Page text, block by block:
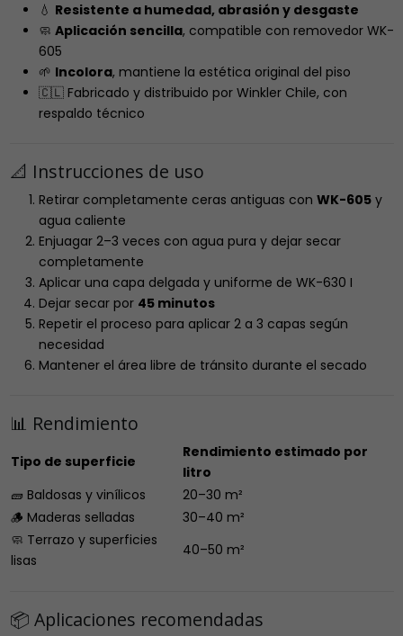
💧 Resistente a humedad, abrasión y desgaste
🧼 Aplicación sencilla, compatible con removedor WK-
605
🌱 Incolora, mantiene la estética original del piso
🇨🇱 Fabricado y distribuido por Winkler Chile, con
respaldo técnico
📐 Instrucciones de uso
Retirar completamente ceras antiguas con WK-605y
agua caliente
Enjuagar 2–3 veces con agua pura y dejar secar
completamente
Aplicar una capa delgada y uniforme de WK-630 I
Dejar secar por 45 minutos
Repetir el proceso para aplicar 2 a 3 capas según
necesidad
Mantener el área libre de tránsito durante el secado
📊 Rendimiento
Tipo de superficie
Rendimiento estimado por
litro
🧱 Baldosas y vinílicos
20–30 m²
🪵 Maderas selladas
30–40 m²
🧼 Terrazo y superficies
lisas
40–50 m²
📦 Aplicaciones recomendadas